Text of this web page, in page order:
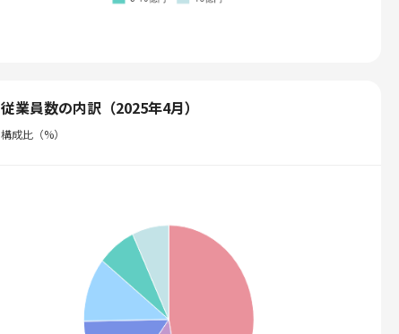
従業員数の内訳（2025年4月）
構成比（%）